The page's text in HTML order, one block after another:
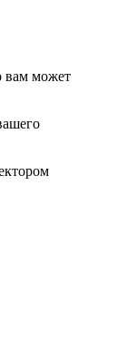
вам может